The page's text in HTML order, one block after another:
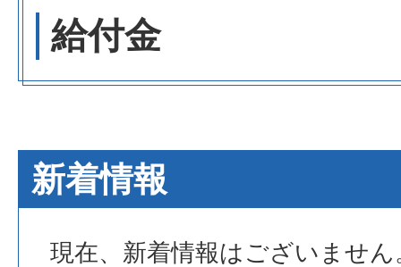
給付金
新着情報
現在、新着情報はございません